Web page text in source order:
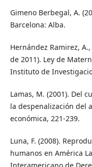
Gimeno Berbegal, A.
Barcelona: Alba.
Hernández Ramirez,
de 2011). Ley de
Instituto de
Lamas, M. (2001). Del
la despenalización del
económica, 221-239.
Luna, F. (2008).
humanos en América